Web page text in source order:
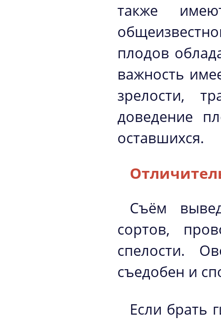
также
плодов
важность
зрелости,
доведение
оставшихся.
Съём
сортов,
спелости.
съедобен и
Если брать